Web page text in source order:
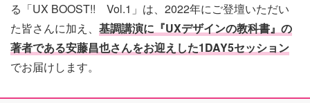
る「UX BOOST!! Vol.1」は、2022年にご登壇いただい
た皆さんに加え、 基調講演に『UXデザインの教科書』の
著者である安藤昌也さんをお迎えした1DAY5セッション
でお届けします。